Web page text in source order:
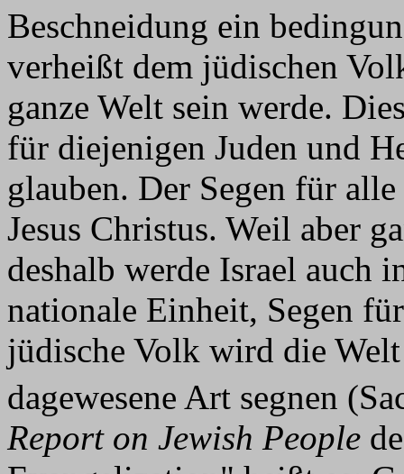
Beschneidung ein
verheißt dem jüdischen
ganze Welt sein werde.
für diejenigen Juden und
glauben. Der Segen für
Jesus Christus. Weil aber
deshalb werde Israel auch
nationale Einheit, Segen
jüdische Volk wird die
dagewesene Art segnen
Report on Jewish People